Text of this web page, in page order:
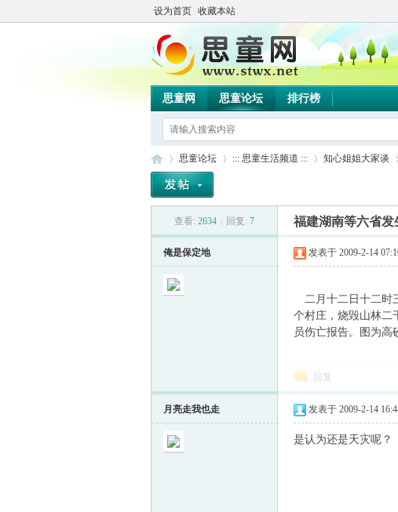
设为首页 收藏本站
思童网 思童论坛 排行榜
思童论坛 ::: 思童生活频道 :::
›
知心姐姐大家谈
›
查看: 2634 回复: 7 福建湖南等六省发
俺是保定地 发表于 2009-2-14
二月十二日十二时
个村庄，烧毁山林二
员伤亡报告。图为高
回复
月亮走我也走 发表于 2009-2-14
是认为还是天灾呢？